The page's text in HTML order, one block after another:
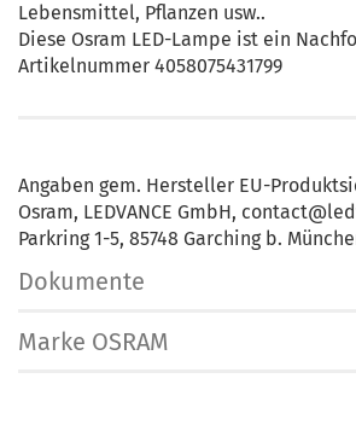
Lebensmittel, Pflanzen usw..
Diese Osram LED-Lampe ist ein
Artikelnummer 4058075431799
Angaben gem. Hersteller EU-
Osram, LEDVANCE GmbH,
Parkring 1-5, 85748 Garching b.
Dokumente
Marke OSRAM